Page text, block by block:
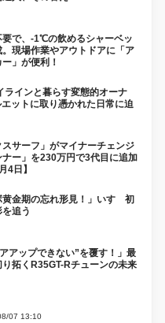
要で、-1℃の飲めるシャーベッ
。現場作業やアウトドアに「ア
」が便利！
ラインと暮らす変態的オーナ
ットに取り憑かれた日常に迫
スサーフ」がマイナーチェンジ
ー」を230万円で3代目に追加
4日】
黄金期の忘れ形見！」いすゞ初
追う
アップできない”を覆す！」最
拓くR35GT-Rチューンの未来
07 13:10